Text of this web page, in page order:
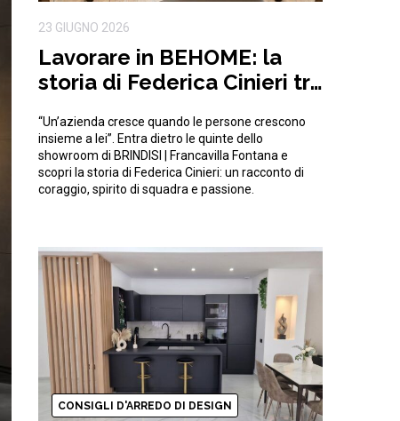
23 GIUGNO 2026
Lavorare in BEHOME: la
storia di Federica Cinieri tra
“Un’azienda cresce quando le persone crescono
insieme a lei”. Entra dietro le quinte dello
showroom di BRINDISI | Francavilla Fontana e
scopri la storia di Federica Cinieri: un racconto di
coraggio, spirito di squadra e passione.
CONSIGLI D'ARREDO DI DESIGN